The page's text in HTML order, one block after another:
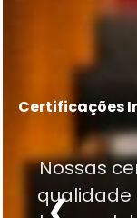
Tradição
Certificações
Nossas
qualidade
Mais de
sistemas
elétricos,
❮